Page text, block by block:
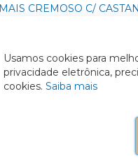
Usamos cookies para
privacidade eletrônica,
cookies. Saiba mais